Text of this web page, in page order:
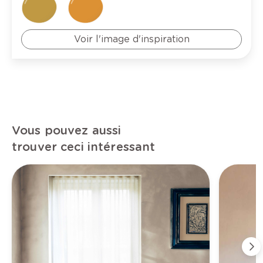
Voir l'image d'inspiration
Vous pouvez aussi
trouver ceci intéressant